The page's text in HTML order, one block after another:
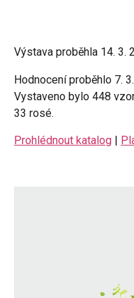
Výstava proběhla 14. 3.
Hodnocení proběhlo 7.
Vystaveno bylo 448
33 rosé.
Prohlédnout katalog |